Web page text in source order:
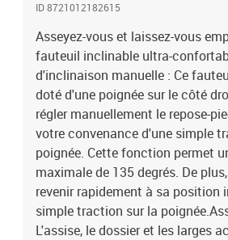
ID 8721012182615
Asseyez-vous et laissez-vous
fauteuil inclinable ultra-
d'inclinaison manuelle : Ce
doté d'une poignée sur le côté
régler manuellement le repose-
votre convenance d'une simple
poignée. Cette fonction permet
maximale de 135 degrés. De
revenir rapidement à sa position
simple traction sur la
L'assise, le dossier et les larges